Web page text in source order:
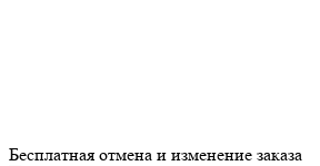
Бесплатная отмена и изменение заказа